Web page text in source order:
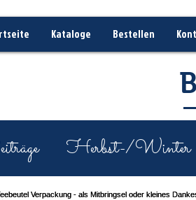
Herbst-/Winter
Kataloge Bestellen